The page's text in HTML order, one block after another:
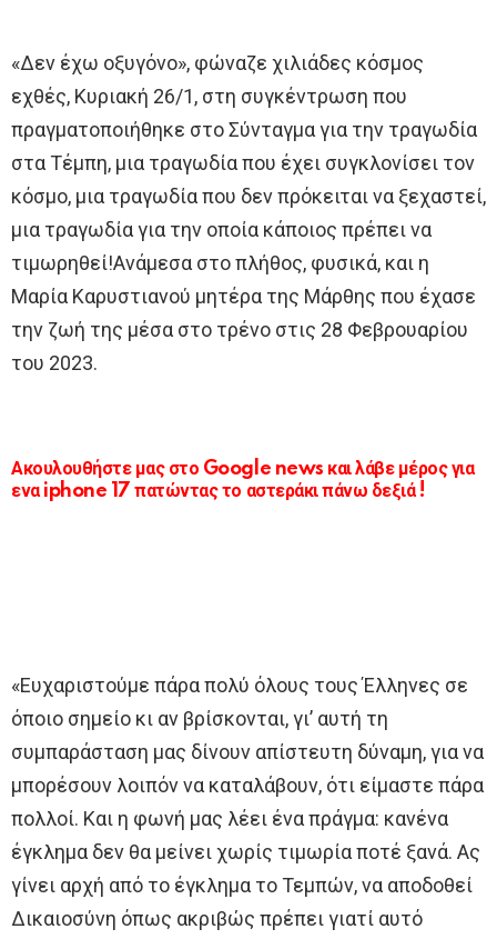
«Δεν έχω οξυγόνο», φώναζε χιλιάδες κόσμος
εχθές, Κυριακή 26/1, στη συγκέντρωση που
πραγματοποιήθηκε στο Σύνταγμα για την τραγωδία
στα Τέμπη, μια τραγωδία που έχει συγκλονίσει τον
κόσμο, μια τραγωδία που δεν πρόκειται να ξεχαστεί,
μια τραγωδία για την οποία κάποιος πρέπει να
τιμωρηθεί!Ανάμεσα στο πλήθος, φυσικά, και η
Μαρία Καρυστιανού μητέρα της Μάρθης που έχασε
την ζωή της μέσα στο τρένο στις 28 Φεβρουαρίου
του 2023.
Ακουλουθήστε μας στο Google news και λάβε μέρος για
ενα iphone 17 πατώντας το αστεράκι πάνω δεξιά !
«Ευχαριστούμε πάρα πολύ όλους τους Έλληνες σε
όποιο σημείο κι αν βρίσκονται, γι’ αυτή τη
συμπαράσταση μας δίνουν απίστευτη δύναμη, για να
μπορέσουν λοιπόν να καταλάβουν, ότι είμαστε πάρα
πολλοί. Και η φωνή μας λέει ένα πράγμα: κανένα
έγκλημα δεν θα μείνει χωρίς τιμωρία ποτέ ξανά. Ας
γίνει αρχή από το έγκλημα το Τεμπών, να αποδοθεί
Δικαιοσύνη όπως ακριβώς πρέπει γιατί αυτό